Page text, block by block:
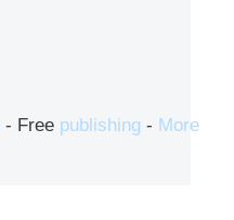
- Free publishing - More